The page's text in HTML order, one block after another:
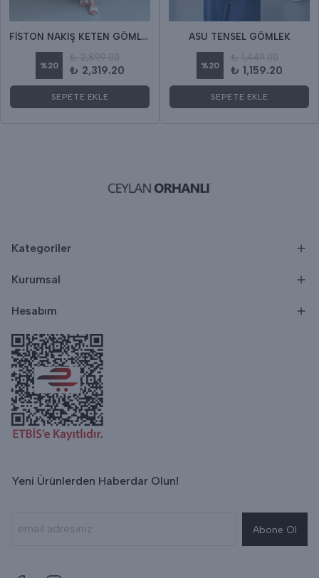
FİSTON NAKIŞ KETEN GÖMLEK
%20
₺ 2,899.00
₺ 2,319.20
SEPETE EKLE
ASU TENSEL GÖMLEK
%20
₺ 1,449.00
₺ 1,159.20
SEPETE EKLE
Kategoriler
Kurumsal
Hesabım
Yeni Ürünlerden Haberdar Olun!
Abone Ol